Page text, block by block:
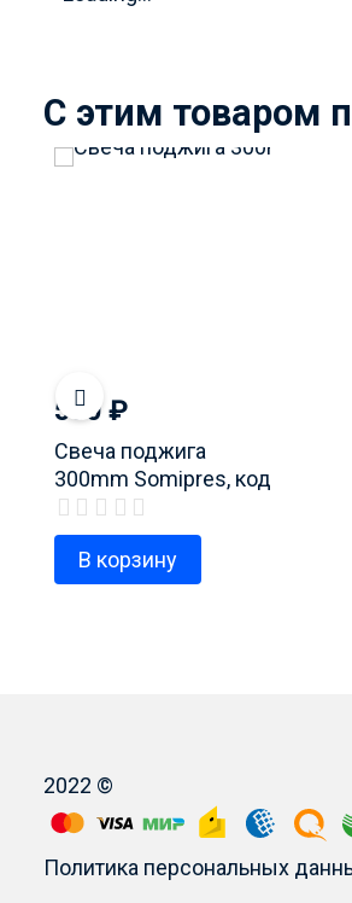
C этим товаром
500 ₽
Свеча поджига
300mm Somipres, код
продукта 8065064
В корзину
2022 ©
Политика персональных